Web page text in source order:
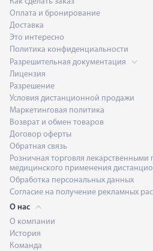
Оплата и бронирование
Доставка
Это интересно
Политика конфиденциальности
Разрешительная документация
Лицензия
Разрешение
Условия дистанционной продажи
Маркетинговая политика
Возврат и обмен товаров
Договор оферты
Обратная связь
Розничная торговля лекарственными
медицинского применения
Обработка персональных данных
Согласие на получение рекламных
О нас
О компании
История
Команда